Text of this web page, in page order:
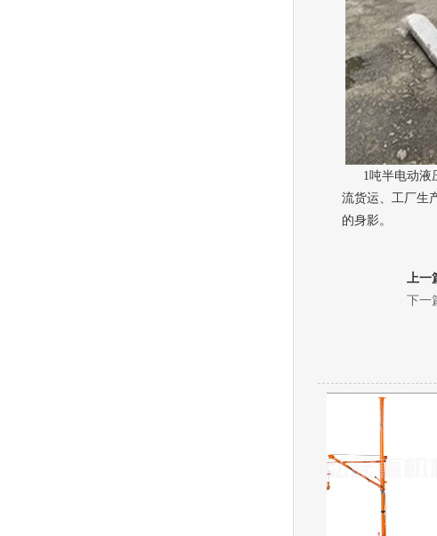
1吨半电动液压
流货运、工厂生
的身影。
上一
下一